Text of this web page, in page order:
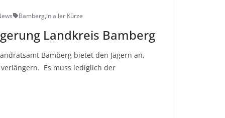
Bamberg,in aller Kürze
Landkreis Bamberg
Bamberg bietet den Jägern an,
Es muss lediglich der